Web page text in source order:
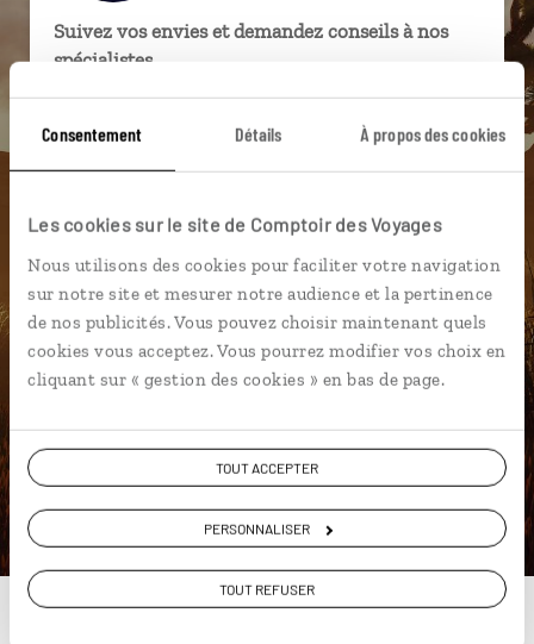
Consentement Détails À propos des cookies
Les cookies sur le site de Comptoir des Voyages
Nous utilisons des cookies pour faciliter votre navigation
sur notre site et mesurer notre audience et la pertinence
de nos publicités. Vous pouvez choisir maintenant quels
cookies vous acceptez. Vous pourrez modifier vos choix en
cliquant sur « gestion des cookies » en bas de page.
TOUT ACCEPTER
PERSONNALISER
TOUT REFUSER
Suivez vos envies et demandez conseils à nos
spécialistes
près de vos envies et de la réalité du pays.
Échangez en face à face ou depuis nos studios
téléphone.
Vous gardez le même interlocuteur avant,
pendant et après votre voyage.
DEMANDER UN DEVIS
ou
Construisez votre voyage avec un spécialiste Etats-
Unis
01 85 08 23 53